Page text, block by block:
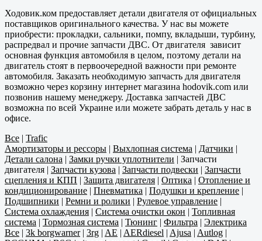
Ходовик.ком предоставляет детали двигателя от официальных
поставщиков оригинального качества. У нас вы можете
приобрести: прокладки, сальники, помпу, вкладыши, турбину,
распредвал и прочие запчасти ДВС. От двигателя зависит
основная функция автомобиля в целом, поэтому детали на
двигатель стоят в первоочередной важности при ремонте
автомобиля. Заказать необходимую запчасть для двигателя
возможно через корзину интернет магазина hodovik.com или
позвонив нашему менеджеру. Доставка запчастей ДВС
возможна по всей Украине или можете забрать деталь у нас в
офисе.
Все | Trafic
Амортизаторы и рессоры | Выхлопная система | Датчики |
Детали салона | Замки ручки уплотнители | Запчасти
двигателя | Запчасти кузова | Запчасти подвески | Запчасти
сцепления и КПП | Защита двигателя | Оптика | Отопление и
кондиционирование | Пневматика | Подушки и крепление |
Подшипники | Ремни и ролики | Рулевое управление |
Система охлаждения | Система очистки окон | Топливная
система | Тормозная система | Тюнинг | Фильтра | Электрика
Все | 3k borgwarner| 3rg | AE | AERdiesel | Ajusa | Autlog |